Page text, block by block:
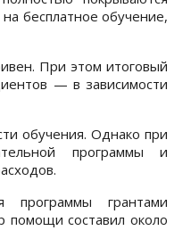
бесплатное обучение,
При этом итоговый
— в зависимости
обучения. Однако при
программы и
грантами
помощи составил около